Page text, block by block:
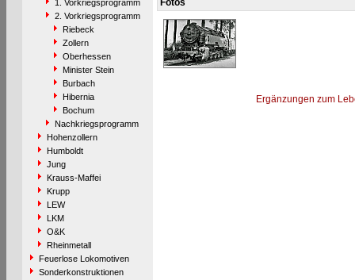
1. Vorkriegsprogramm
2. Vorkriegsprogramm
Riebeck
Zollern
Oberhessen
Minister Stein
Burbach
Hibernia
Bochum
Nachkriegsprogramm
Hohenzollern
Humboldt
Jung
Krauss-Maffei
Krupp
LEW
LKM
O&K
Rheinmetall
Feuerlose Lokomotiven
Sonderkonstruktionen
Fotos
Ergänzungen zum